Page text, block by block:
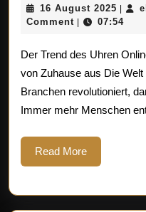
16 August 2025 16
August
|
Comment | 07:54
Der Trend des Uhren
von Zuhause aus Die
Branchen revolutioniert,
Immer mehr Menschen
Read MoreRead
More